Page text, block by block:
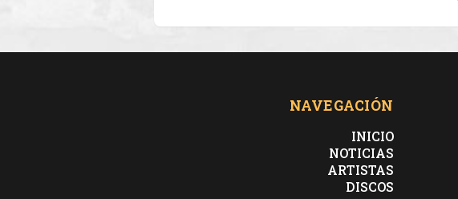
NAVEGACIÓN
INICIO
NOTICIAS
ARTISTAS
DISCOS